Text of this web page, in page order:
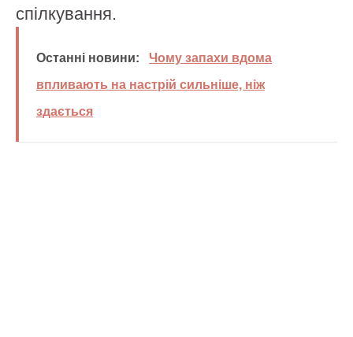
спілкування.
Останні новини:
Чому запахи вдома
впливають на настрій сильніше, ніж
здається